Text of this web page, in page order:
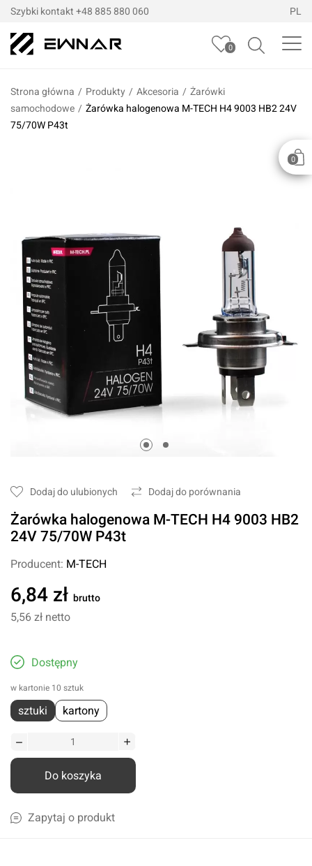
Szybki kontakt +48 885 880 060 PL
0
0
Strona główna / Produkty / Akcesoria / Żarówki
samochodowe / Żarówka halogenowa M-TECH H4 9003 HB2 24V
75/70W P43t
Dodaj do ulubionych Dodaj do porównania
Żarówka halogenowa M-TECH H4 9003 HB2
24V 75/70W P43t
Producent: M-TECH
6,84 zł brutto
5,56 zł netto
Dostępny
w kartonie 10 sztuk
sztuki kartony
Do koszyka
Zapytaj o produkt